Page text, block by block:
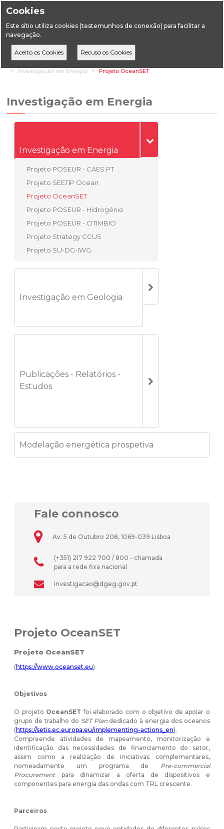
Cookies
Este sítio utiliza cookies (testemunhos de conexão) para facilitar a
navegação.
HomeÁreas Transversais
Investigação e Inovação
Investigação em Energia
Projeto OceanSET
Investigação em Energia
Investigação em Energia
Projeto POSEUR - CAES.PT
Projeto SEETIP Ocean
Projeto OceanSET
Projeto POSEUR - Hidrogénio
Projeto POSEUR - OTIMBIO
Projeto Strategy CCUS
Projeto SU-DG-IWG
Investigação em Geologia
Publicações - Relatórios -
Estudos
Modelação energética prospetiva
Fale connosco
Av. 5 de Outubro 208, 1069-039 Lisboa
(+351) 217 922 700 / 800 - chamada
para a rede fixa nacional
investigacao@dgeg.gov.pt
Projeto OceanSET
Projeto OceanSET
(https://www.oceanset.eu)
Objetivos
O projeto OceanSET foi elaborado com o objetivo de apoiar o
grupo de trabalho do SET Plandedicado à energia dos oceanos
(https://setis.ec.europa.eu/implementing-actions_en).
Compreende atividades de mapeamento, monitorização e
identificação das necessidades de financiamento do setor,
assim como a realização de iniciativas complementares,
nomeadamente um programa de Pre-commercial
Procurementpara dinamizar a oferta de dispositivos e
componentes para energia das ondas com TRL crescente.
Parceiros